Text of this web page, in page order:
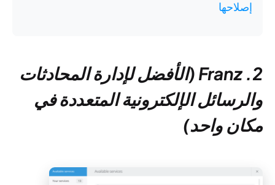
إصلاحها
2. Franz (الأفضل لإدارة المحادثات
والرسائل الإلكترونية المتعددة في
مكان واحد)